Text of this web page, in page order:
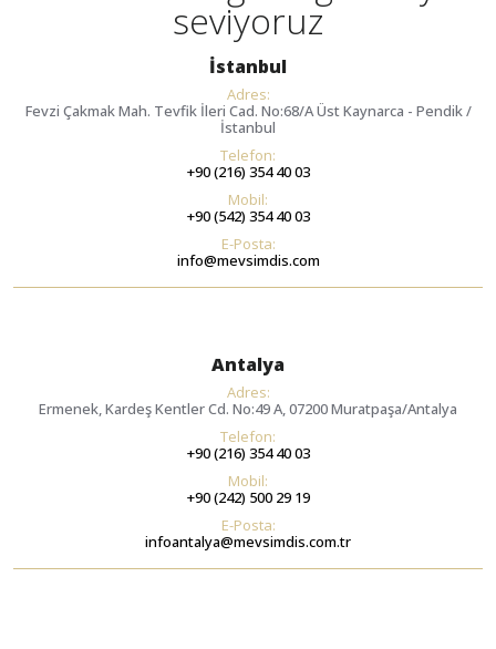
seviyoruz
İstanbul
Adres:
Fevzi Çakmak Mah. Tevfik İleri Cad. No:68/A Üst Kaynarca - Pendik /
İstanbul
Telefon:
+90 (216) 354 40 03
Mobil:
+90 (542) 354 40 03
E-Posta:
info@mevsimdis.com
Antalya
Adres:
Ermenek, Kardeş Kentler Cd. No:49 A, 07200 Muratpaşa/Antalya
Telefon:
+90 (216) 354 40 03
Mobil:
+90 (242) 500 29 19
E-Posta:
infoantalya@mevsimdis.com.tr